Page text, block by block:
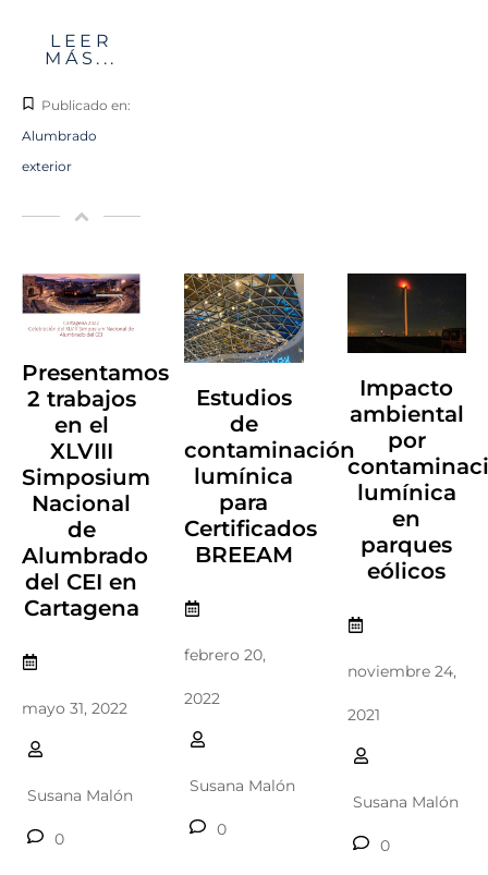
LEER
MÁS...
Publicado en:
Alumbrado
exterior
Presentamos
2 trabajos
en el
XLVIII
Simposium
Nacional
de
Alumbrado
del CEI en
Cartagena
mayo 31, 2022
Susana Malón
0
Estudios
de
contaminación
lumínica
para
Certificados
BREEAM
febrero 20,
2022
Susana Malón
0
Impacto
ambiental
por
lumínica
en
parques
eólicos
noviembre 24,
2021
Susana Malón
0